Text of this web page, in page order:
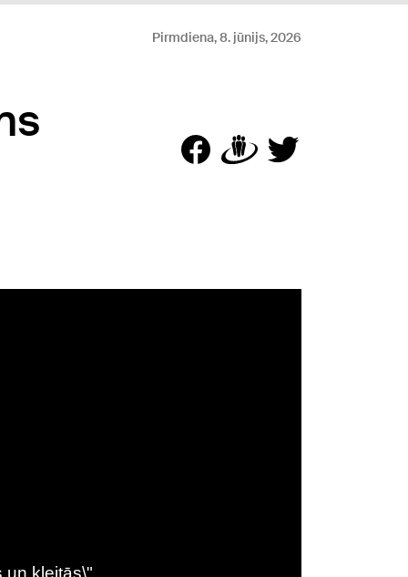
Pirmdiena, 8. jūnijs, 2026